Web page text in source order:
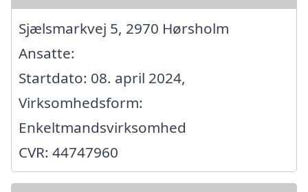
Sjælsmarkvej 5, 2970 Hørsholm
Ansatte:
Startdato: 08. april 2024,
Virksomhedsform:
Enkeltmandsvirksomhed
CVR: 44747960